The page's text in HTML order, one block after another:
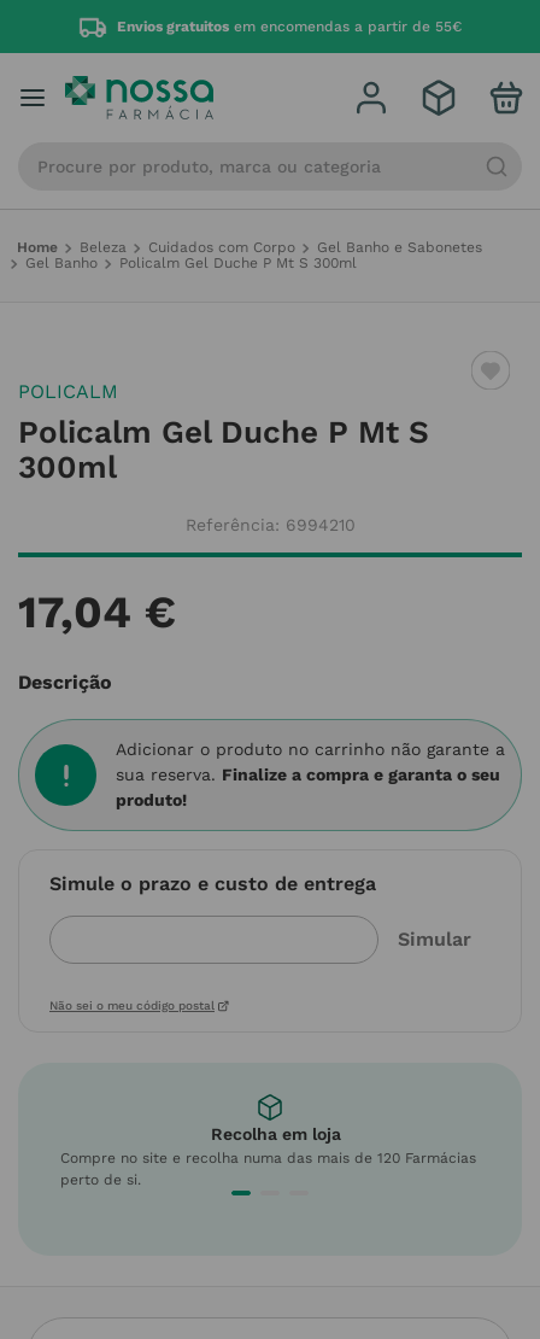
Envios gratuitos em encomendas a partir de 55€
Beleza Cuidados com Corpo
Gel Banho e Sabonetes
Gel Banho
Policalm Gel Duche P Mt S 300ml
POLICALM
Policalm Gel Duche P Mt S
300ml
Referência: 6994210
17,04 €
Descrição
Adicionar o produto no carrinho não garante a
sua reserva. Finalize a compra e garanta o seu
produto!
Simule o prazo e custo de entrega
Não sei o meu código postal
Recolha em loja
Compre no site e recolha numa das mais de 120 Farmácias
perto de si.